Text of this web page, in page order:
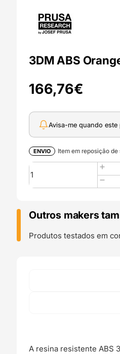
3DM ABS
166,76€
Avisa-me quando
ENVIO Item em reposição
Quantidade
de
3DM
Orange
Resin
Outros makers
Produtos testados em
A resina resistente ABS